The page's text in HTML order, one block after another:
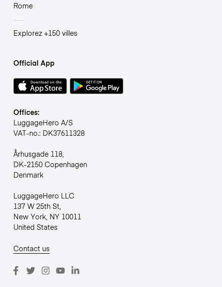
Rome
Explorez +150 villes
Official App
Offices:
LuggageHero A/S
VAT-no.: DK37611328
Århusgade 118,
DK-2150 Copenhagen
Denmark
LuggageHero LLC
137 W 25th St,
New York, NY 10011
United States
Contact us